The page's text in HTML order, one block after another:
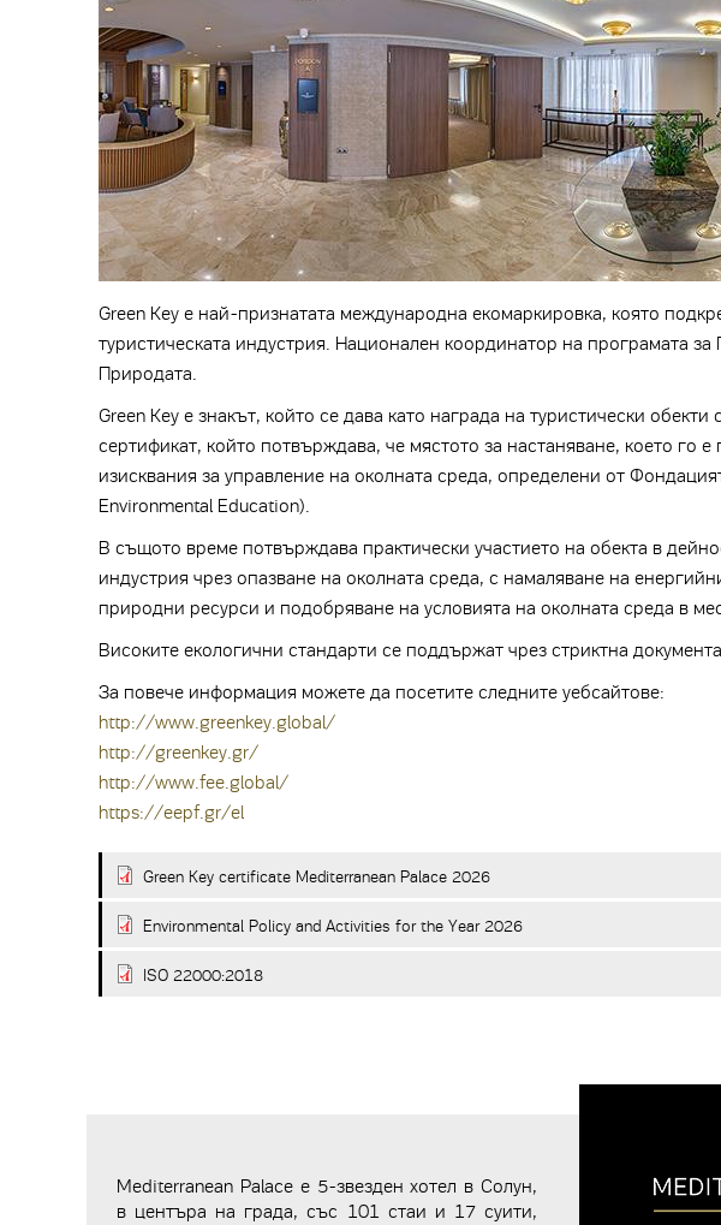
Green Key е най-признатата международна екомаркировка, която
туристическата индустрия. Национален координатор на програмата
Природата.
Green Key е знакът, който се дава като награда на туристически
сертификат, който потвърждава, че мястото за настаняване, което го
изисквания за управление на околната среда, определени от
Environmental Education).
В същото време потвърждава практически участието на обекта в
индустрия чрез опазване на околната среда, с намаляване на
природни ресурси и подобряване на условията на околната среда в
Високите екологични стандарти се поддържат чрез стриктна
За повече информация можете да посетите следните уебсайтове:
http://www.greenkey.global/
http://greenkey.gr/
http://www.fee.global/
https://eepf.gr/el
Green Key certificate Mediterranean Palace 2026
Environmental Policy and Activities for the Year 2026
ISO 22000:2018
Mediterranean Palace е 5-звезден хотел в Солун,
в центъра на града, със 101 стаи и 17 суити,